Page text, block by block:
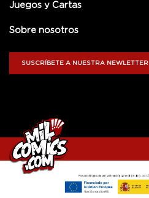
Juegos y Cartas
Sobre nosotros
SUSCRÍBETE A NUESTRA NEWLETTER